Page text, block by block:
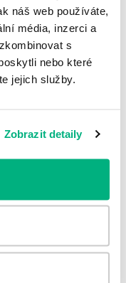
náš web používáte,
média, inzerci a
s
nebo které
jejich služby.
Zobrazit detaily
mechúra je
retencie. Ide o...